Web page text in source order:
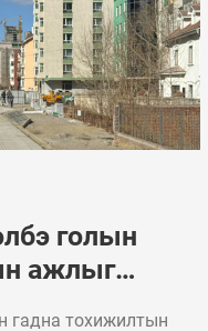
голын
ажлыг
гадна тохижилтын